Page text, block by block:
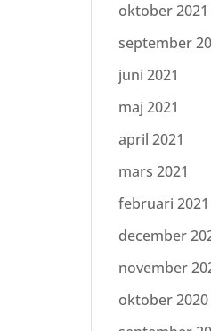
oktober 2021
september
juni 2021
maj 2021
april 2021
mars 2021
februari 2021
december
november
oktober 2020